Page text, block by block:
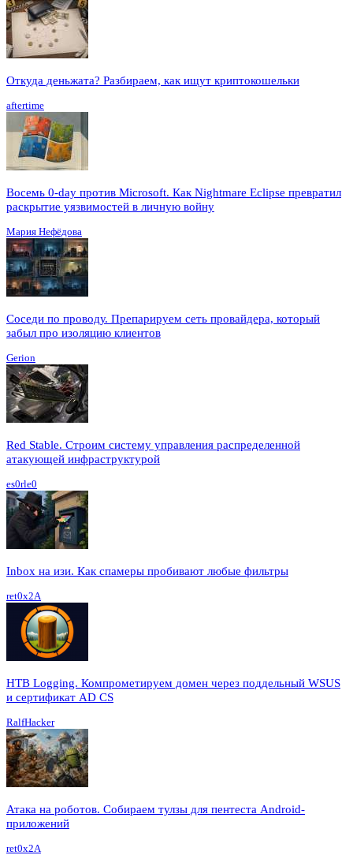
Откуда деньжата? Разбираем, как ищут криптокошельки
aftertime
Восемь 0-day против Microsoft. Как Nightmare Eclipse превратил
раскрытие уязвимостей в личную войну
Мария Нефёдова
Соседи по проводу. Препарируем сеть провайдера, который
забыл про изоляцию клиентов
Gerion
Red Stable. Строим систему управления распределенной
атакующей инфраструктурой
es0rle0
Inbox на изи. Как спамеры пробивают любые фильтры
ret0x2A
HTB Logging. Компрометируем домен через поддельный WSUS
и сертификат AD CS
RalfHacker
Атака на роботов. Собираем тулзы для пентеста Android-
приложений
ret0x2A